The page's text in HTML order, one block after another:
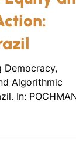
and
Algorithmic